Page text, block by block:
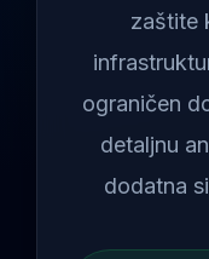
zaštite
ograničen
detaljnu
dodatna